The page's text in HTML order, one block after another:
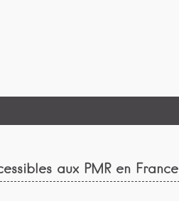
aux PMR en France